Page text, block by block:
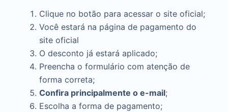
Clique no botão para acessar o site oficial;
Você estará na página de pagamento do
site oficial
O desconto já estará aplicado;
Preencha o formulário com atenção de
forma correta;
Confira principalmente o e-mail;
Escolha a forma de pagamento;